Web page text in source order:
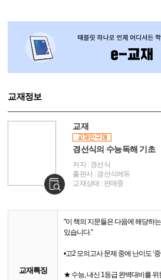
교재정보
교재
경선식의 수능독해 기초
저자 : 경선식
출판사 : 경선식에듀
교재상태 : 판매중
교재특징
"이 책의 지문들은 다음에 해당하
있습니다.”
•고2 모의고사 문제 중에 난이도 ‘
★ 수능, 내신 1등급 완벽대비를 위